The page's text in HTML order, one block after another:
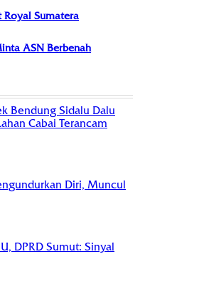
Royal Sumatera
ASN Berbenah
Bendung Sidalu Dalu
Cabai Terancam
Diri, Muncul
DPRD Sumut: Sinyal